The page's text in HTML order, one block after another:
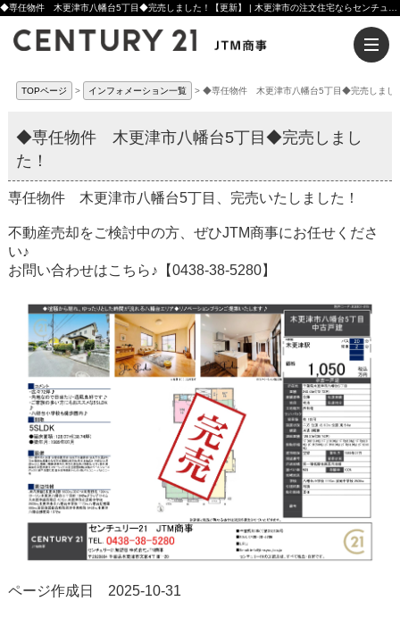
TOPページ インフォメーション一覧 ◆専任物件 木更津市八幡台5丁目◆完売しまし
◆専任物件 木更津市八幡台5丁目◆完売しまし
た！
専任物件 木更津市八幡台5丁目、完売いたしました！
不動産売却をご検討中の方、ぜひJTM商事にお任せくださ
い♪
お問い合わせはこちら♪【0438-38-5280】
ページ作成日 2025-10-31